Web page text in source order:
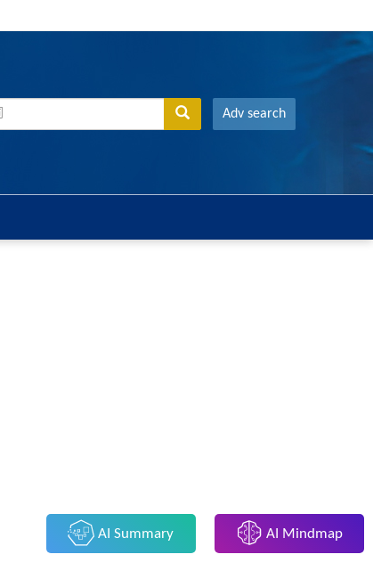
Adv search
AI Summary AI Mindmap